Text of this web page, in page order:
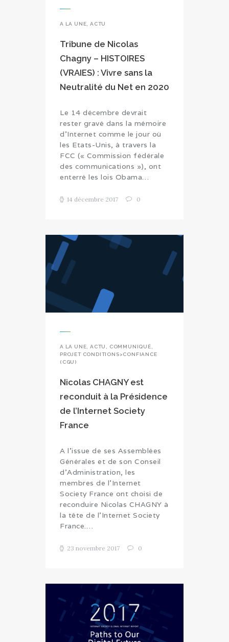
A LA UNE ,ACTU
Tribune de Nicolas
Chagny – HISTOIRES
(VRAIES) : Vivre sans la
Neutralité du Net en 2020
Le 14 décembre devrait
rester gravé dans la mémoire
d’Internet comme le jour où
les Etats-Unis, à travers la
FCC (« Commission fédérale
des communications »), ont
enterré les lois Obama…
14 décembre 2017 0
A LA UNE ,ACTU COMMUNIQUÉ
PROJET CONDITIONS>CONFIANCE
(CGU)
Nicolas CHAGNY est
reconduit à la Présidence
de l’Internet Society
France
A l’issue de ses Assemblées
Générales et de son Conseil
d’Administration, les
membres de l’Internet
Society France ont choisi de
reconduire Nicolas CHAGNY à
la tête de l’Internet Society
France.…
23 novembre 2017 0